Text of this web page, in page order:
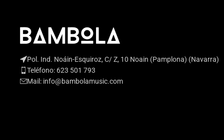
Pol. Ind. Noáin-Esquiroz, C/ Z, 10 Noain (Pamplona) (Navarra)
Teléfono: 623 501 793
Mail: info@bambolamusic.com